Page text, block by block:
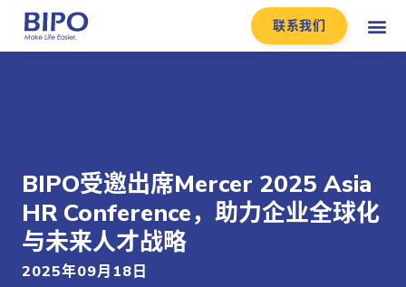
联系我们
BIPO受邀出席Mercer 2025 Asia
HR Conference，助力企业全球化
与未来人才战略
2025年09月18日